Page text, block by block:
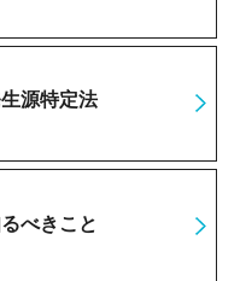
源特定法
べきこと